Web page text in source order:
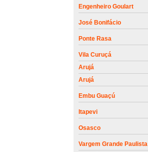
Engenheiro Goulart
José Bonifácio
Ponte Rasa
Vila Curuçá
Arujá
Arujá
Embu Guaçú
Itapevi
Osasco
Vargem Grande Paulista